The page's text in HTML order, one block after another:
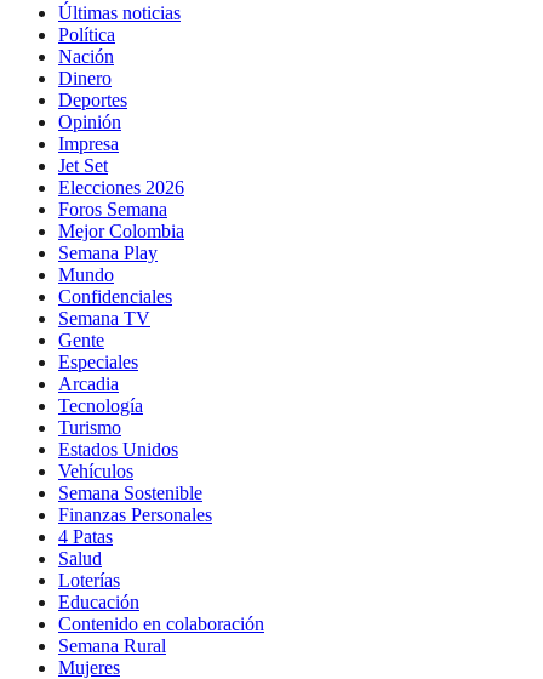
Últimas noticias
Política
Nación
Dinero
Deportes
Opinión
Impresa
Jet Set
Elecciones 2026
Foros Semana
Mejor Colombia
Semana Play
Mundo
Confidenciales
Semana TV
Gente
Especiales
Arcadia
Tecnología
Turismo
Estados Unidos
Vehículos
Semana Sostenible
Finanzas Personales
4 Patas
Salud
Loterías
Educación
Contenido en colaboración
Semana Rural
Mujeres